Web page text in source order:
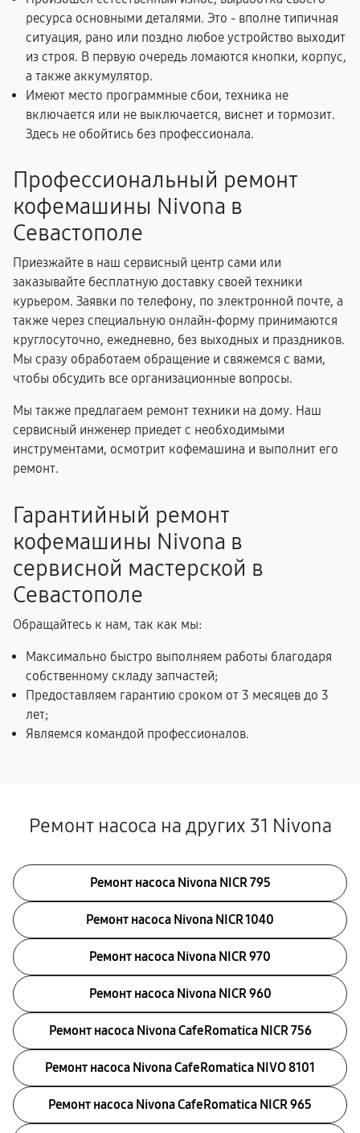
ресурса основными деталями. Это - вполне типичная
ситуация, рано или поздно любое устройство выходит
из строя. В первую очередь ломаются кнопки, корпус,
а также аккумулятор.
Имеют место программные сбои, техника не
включается или не выключается, виснет и тормозит.
Здесь не обойтись без профессионала.
Профессиональный ремонт
кофемашины Nivona в
Севастополе
Приезжайте в наш сервисный центр сами или
заказывайте бесплатную доставку своей техники
курьером. Заявки по телефону, по электронной почте, а
также через специальную онлайн-форму принимаются
круглосуточно, ежедневно, без выходных и праздников.
Мы сразу обработаем обращение и свяжемся с вами,
чтобы обсудить все организационные вопросы.
Мы также предлагаем ремонт техники на дому. Наш
сервисный инженер приедет с необходимыми
инструментами, осмотрит кофемашина и выполнит его
ремонт.
Гарантийный ремонт
кофемашины Nivona в
сервисной мастерской в
Севастополе
Обращайтесь к нам, так как мы:
Максимально быстро выполняем работы благодаря
собственному складу запчастей;
Предоставляем гарантию сроком от 3 месяцев до 3
лет;
Являемся командой профессионалов.
Ремонт насоса на других 31 Nivona
Ремонт насоса Nivona NICR 795
Ремонт насоса Nivona NICR 1040
Ремонт насоса Nivona NICR 970
Ремонт насоса Nivona NICR 960
Ремонт насоса Nivona CafeRomatica NICR 756
Ремонт насоса Nivona CafeRomatica NIVO 8101
Ремонт насоса Nivona CafeRomatica NICR 965